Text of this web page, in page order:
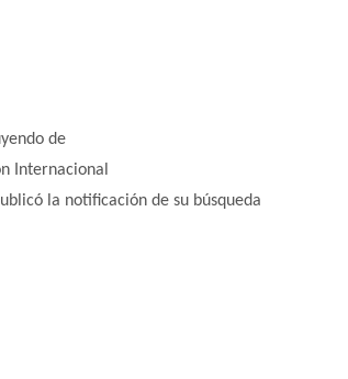
de
Internacional
la notificación de su búsqueda